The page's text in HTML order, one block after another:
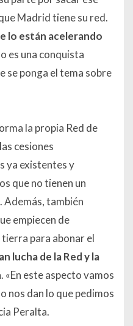
Madrid tiene su red.
lo están acelerando
es una conquista
se ponga el tema sobre
la propia Red de
cesiones
ya existentes y
que no tienen un
Además, también
empiecen de
para abonar el
lucha de la Red y la
. «En este aspecto vamos
nos dan lo que pedimos
Peralta.